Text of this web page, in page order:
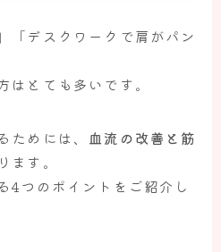
「デスクワークで肩がパン
はとても多いです。
ためには、 血流の改善と筋
ます。
4つのポイントをご紹介し